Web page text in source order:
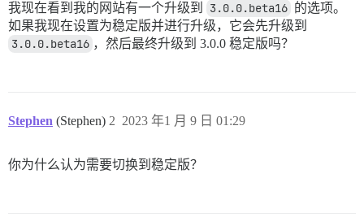
我现在看到我的网站有一个升级到 3.0.0.beta16 的选项。
如果我现在设置为稳定版并进行升级，它会先升级到
3.0.0.beta16 ，然后最终升级到 3.0.0 稳定版吗？
Stephen (Stephen) 2023 年1 月 9 日 01:29
2
你为什么认为需要切换到稳定版？